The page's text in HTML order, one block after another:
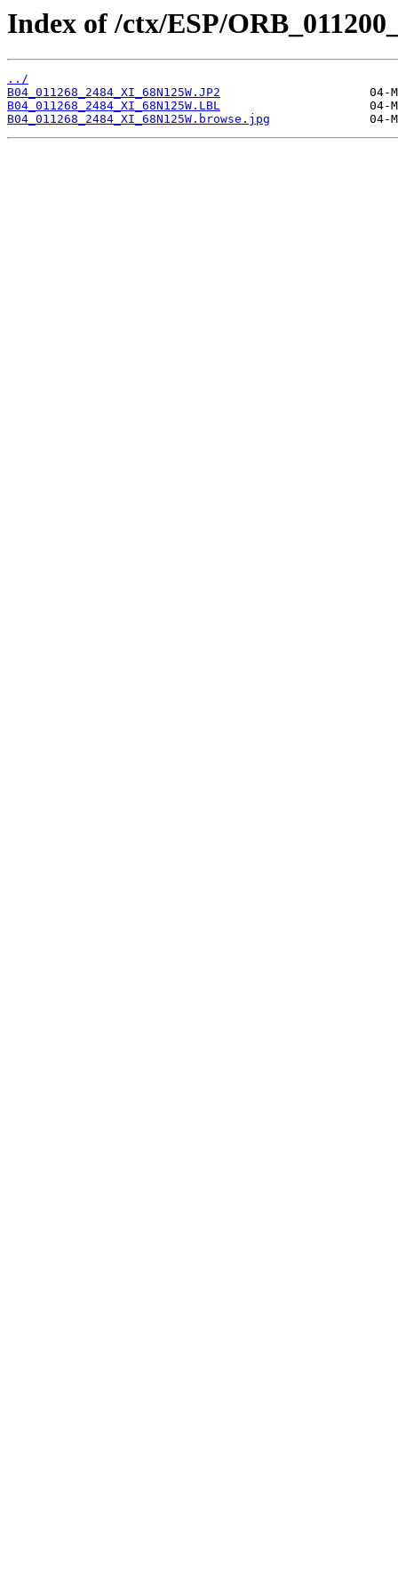
Index of /ctx/ESP/
../
B04_011268_2484_XI_68N125W.JP2
B04_011268_2484_XI_68N125W.LBL
B04_011268_2484_XI_68N125W.browse.jpg